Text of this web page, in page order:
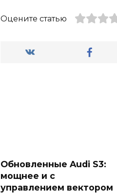
Оцените статью
Обновленные Audi S3:
мощнее и с
управлением вектором